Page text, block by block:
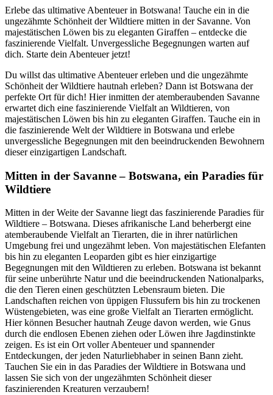
Erlebe das ultimative Abenteuer in Botswana! Tauche ein in die
ungezähmte Schönheit der Wildtiere mitten in der Savanne. Von
majestätischen Löwen bis zu eleganten Giraffen – entdecke die
faszinierende Vielfalt. Unvergessliche Begegnungen warten auf
dich. Starte dein Abenteuer jetzt!
Du willst das ultimative Abenteuer erleben und die ungezähmte
Schönheit der Wildtiere hautnah erleben? Dann ist Botswana der
perfekte Ort für dich! Hier inmitten der atemberaubenden Savanne
erwartet dich eine faszinierende Vielfalt an Wildtieren, von
majestätischen Löwen bis hin zu eleganten Giraffen. Tauche ein in
die faszinierende Welt der Wildtiere in Botswana und erlebe
unvergessliche Begegnungen mit den beeindruckenden Bewohnern
dieser einzigartigen Landschaft.
Mitten in der Savanne – Botswana, ein Paradies für
Wildtiere
Mitten in der Weite der Savanne liegt das faszinierende Paradies für
Wildtiere – Botswana. Dieses afrikanische Land beherbergt eine
atemberaubende Vielfalt an Tierarten, die in ihrer natürlichen
Umgebung frei und ungezähmt leben. Von majestätischen Elefanten
bis hin zu eleganten Leoparden gibt es hier einzigartige
Begegnungen mit den Wildtieren zu erleben. Botswana ist bekannt
für seine unberührte Natur und die beeindruckenden Nationalparks,
die den Tieren einen geschützten Lebensraum bieten. Die
Landschaften reichen von üppigen Flussufern bis hin zu trockenen
Wüstengebieten, was eine große Vielfalt an Tierarten ermöglicht.
Hier können Besucher hautnah Zeuge davon werden, wie Gnus
durch die endlosen Ebenen ziehen oder Löwen ihre Jagdinstinkte
zeigen. Es ist ein Ort voller Abenteuer und spannender
Entdeckungen, der jeden Naturliebhaber in seinen Bann zieht.
Tauchen Sie ein in das Paradies der Wildtiere in Botswana und
lassen Sie sich von der ungezähmten Schönheit dieser
faszinierenden Kreaturen verzaubern!